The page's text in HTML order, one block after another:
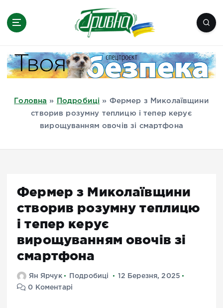
Миколаїв, Одеса, Мелітополь
Головна » Подробиці » Фермер з Миколаївщини
створив розумну теплицю і тепер керує
вирощуванням овочів зі смартфона
Фермер з Миколаївщини
створив розумну теплицю
і тепер керує
вирощуванням овочів зі
смартфона
Ян Ярчук Подробиці
12 Березня, 2025
0 Коментарі